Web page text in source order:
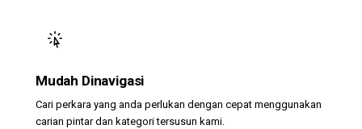
Mudah Dinavigasi
Cari perkara yang anda perlukan dengan cepat menggunakan
carian pintar dan kategori tersusun kami.